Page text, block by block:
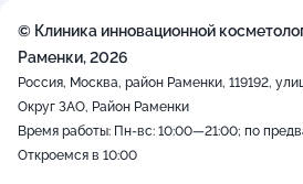
© Клиника инновационной
Раменки, 2026
Россия, Москва, район Раменки, 119192,
Округ ЗАО, Район Раменки
Время работы: Пн-вс: 10:00—21:00; по
Откроемся в 10:00